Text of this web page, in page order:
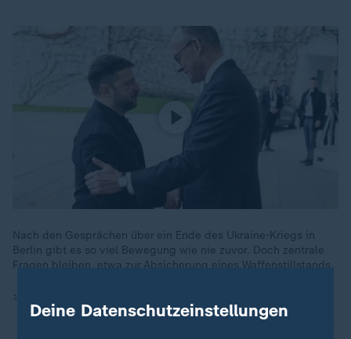
Nach den Gesprächen über ein Ende des Ukraine-Kriegs in
Berlin gibt es so viel Bewegung wie nie zuvor. Doch zentrale
Fragen bleiben, etwa zur Absicherung eines Waffenstillstands.
Deine Datenschutzeinstellungen